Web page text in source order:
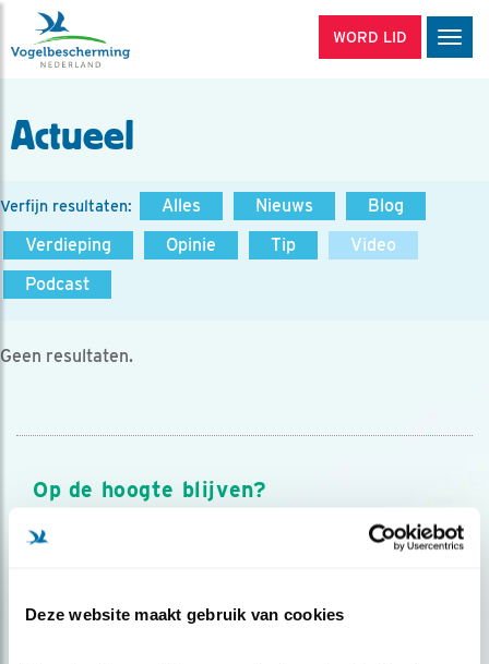
Deze website maakt gebruik van cookies
WORD LID
Actueel
Verfijn resultaten: Alles Nieuws
Blog
Verdieping
Opinie Tip
Video
Podcast
Geen resultaten.
Op de hoogte blijven?
Meld je aan en ontvang nieuws, inspiratie, acties en tips
over vogels en activiteiten van Vogelbescherming.